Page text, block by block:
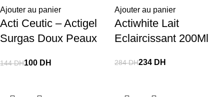
Ajouter au panier
Acti Ceutic – Actigel
Surgas Doux Peaux
144DH100 DH
Ajouter au panier
Actiwhite Lait
Eclaircissant 200Ml
284DH234 DH